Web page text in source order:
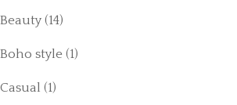
Beauty (14)
Boho style (1)
Casual (1)